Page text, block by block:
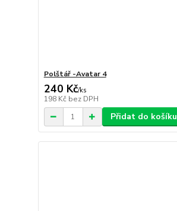
Polštář -Avatar 4
240 Kč/ks
198 Kč bez DPH
Přidat do košíku